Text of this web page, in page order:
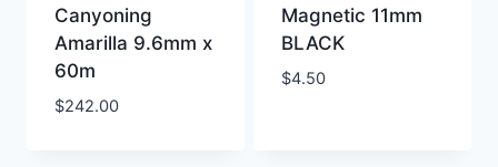
Canyoning
Amarilla 9.6mm x
60m
$242.00
Magnetic 11mm
BLACK
$4.50